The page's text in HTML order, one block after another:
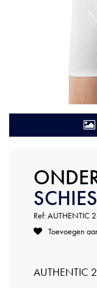
Ref: AUTHENTIC
Toevoegen
AUTHENTIC